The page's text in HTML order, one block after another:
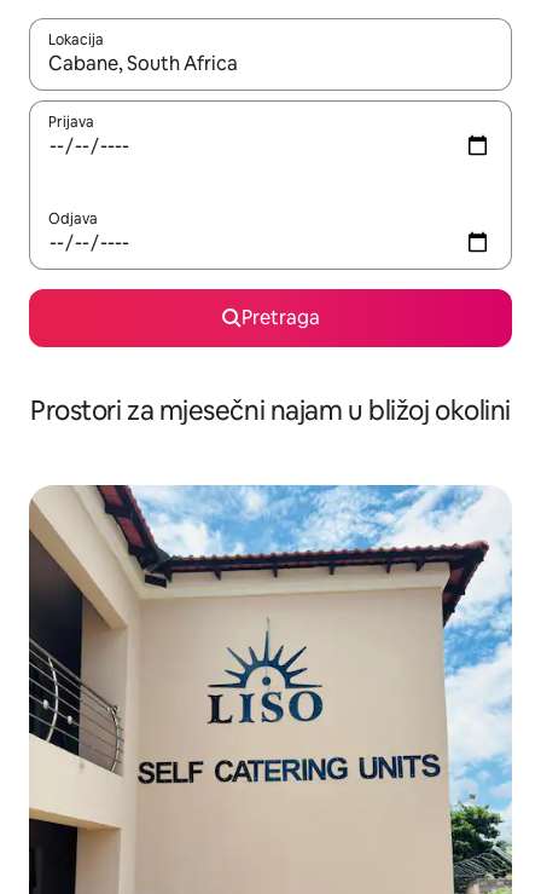
Lokacija
Kad su rezultati dostupni, možete da se krećete kroz njih
Prijava
Odjava
Pretraga
Prostori za mjesečni najam u bližoj okolini